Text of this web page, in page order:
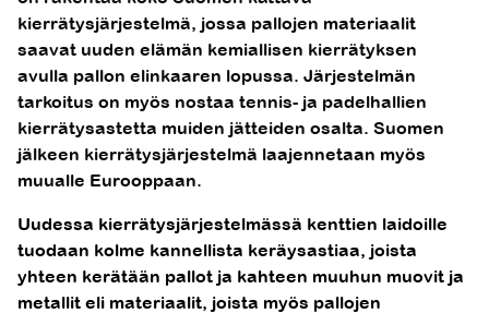
kierrätysjärjestelmä, jossa pallojen materiaalit
saavat uuden elämän kemiallisen kierrätyksen
avulla pallon elinkaaren lopussa. Järjestelmän
tarkoitus on myös nostaa tennis- ja padelhallien
kierrätysastetta muiden jätteiden osalta. Suomen
jälkeen kierrätysjärjestelmä laajennetaan myös
muualle Eurooppaan.
Uudessa kierrätysjärjestelmässä kenttien laidoille
tuodaan kolme kannellista keräysastiaa, joista
yhteen kerätään pallot ja kahteen muuhun muovit ja
metallit eli materiaalit, joista myös pallojen